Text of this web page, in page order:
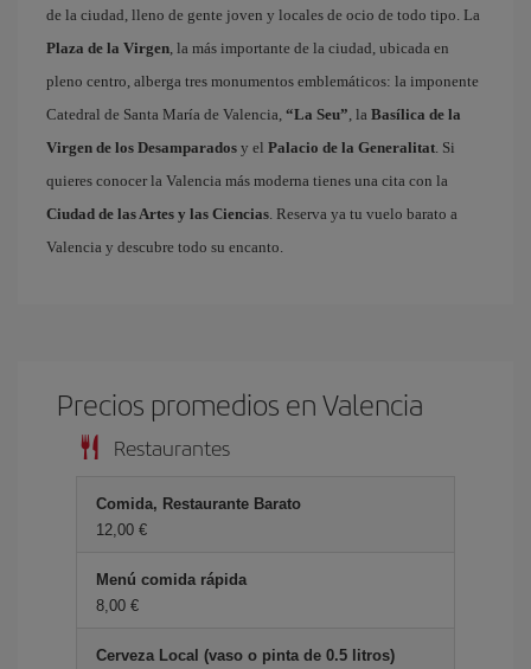
de la ciudad, lleno de gente joven y locales de ocio de todo tipo. La
Plaza de la Virgen, la más importante de la ciudad, ubicada en
pleno centro, alberga tres monumentos emblemáticos: la imponente
Catedral de Santa María de Valencia, “La Seu”, la Basílica de la
Virgen de los Desamparados y el Palacio de la Generalitat. Si
quieres conocer la Valencia más moderna tienes una cita con la
Ciudad de las Artes y las Ciencias. Reserva ya tu vuelo barato a
Valencia y descubre todo su encanto.
Precios promedios en Valencia
Restaurantes
Comida, Restaurante Barato
12,00 €
Menú comida rápida
8,00 €
Cerveza Local (vaso o pinta de 0.5 litros)